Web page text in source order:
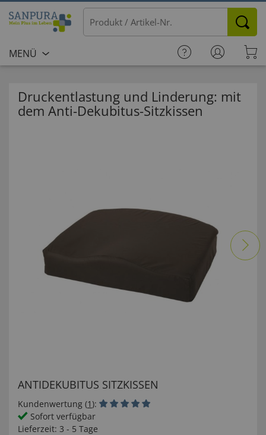
MENÜ
Druckentlastung und Linderung: mit
dem Anti-Dekubitus-Sitzkissen
ANTIDEKUBITUS SITZKISSEN
Kundenwertung (1):
Sofort verfügbar
Lieferzeit: 3 - 5 Tage